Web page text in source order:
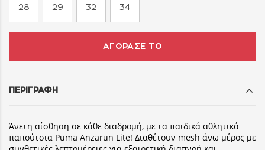
28 29 32 34
ΑΓΟΡΑΣΕ ΤΟ
ΠΕΡΙΓΡΑΦΗ
Άνετη αίσθηση σε κάθε διαδρομή, με τα παιδικά αθλητικά
παπούτσια Puma Anzarun Lite! Διαθέτουν mesh άνω μέρος με